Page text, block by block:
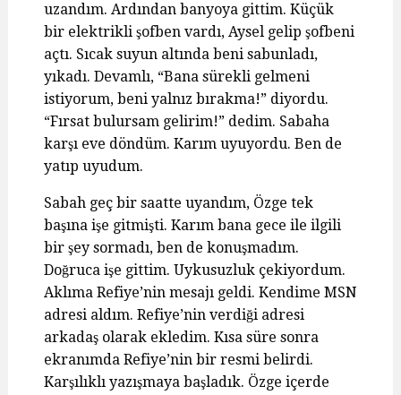
uzandım. Ardından banyoya gittim. Küçük
bir elektrikli şofben vardı, Aysel gelip şofbeni
açtı. Sıcak suyun altında beni sabunladı,
yıkadı. Devamlı, “Bana sürekli gelmeni
istiyorum, beni yalnız bırakma!” diyordu.
“Fırsat bulursam gelirim!” dedim. Sabaha
karşı eve döndüm. Karım uyuyordu. Ben de
yatıp uyudum.
Sabah geç bir saatte uyandım, Özge tek
başına işe gitmişti. Karım bana gece ile ilgili
bir şey sormadı, ben de konuşmadım.
Doğruca işe gittim. Uykusuzluk çekiyordum.
Aklıma Refiye’nin mesajı geldi. Kendime MSN
adresi aldım. Refiye’nin verdiği adresi
arkadaş olarak ekledim. Kısa süre sonra
ekranımda Refiye’nin bir resmi belirdi.
Karşılıklı yazışmaya başladık. Özge içerde